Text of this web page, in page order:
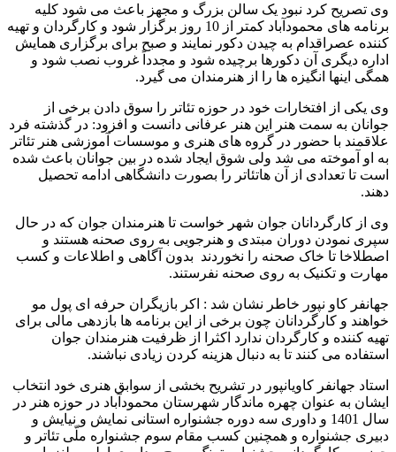
وی تصریح کرد نبود یک سالن بزرگ و مجهز باعث می شود کلیه
برنامه های محمودآباد کمتر از 10 روز برگزار شود و کارگردان و تهیه
کننده عصراقدام به چیدن دکور نمایند و صبح برای برگزاری همایش
اداره دیگری آن دکورها برچیده شود و مجدداً غروب نصب شود و
همگی اینها انگیزه ها را از هنرمندان می گیرد.
وی یکی از افتخارات خود در حوزه تئاتر را سوق دادن برخی از
جوانان به سمت هنر این هنر عرفانی دانست و افزود: در گذشته فرد
علاقمند با حضور در گروه های هنری و موسسات آموزشی هنر تئاتر
به او آموخته می شد ولی شوق ایجاد شده در بین جوانان باعث شده
است تا تعدادی از آن هاتئاتر را بصورت دانشگاهی ادامه تحصیل
دهند.
وی از کارگردانان جوان شهر خواست تا هنرمندان جوان که در حال
سپری نمودن دوران مبتدی و هنرجویی به روی صحنه هستند و
اصطلاخا تا خاک صحنه را نخوردند بدون آگاهی و اطلاعات و کسب
مهارت و تکنیک به روی صحنه نفرستند.
جهانفر کاو نپور خاطر نشان شد : اکر بازیگران حرفه ای پول مو
خواهند و کارگردانان چون برخی از این برنامه ها بازدهی مالی برای
تهیه کننده و کارگردان ندارد اکثرا از ظرفیت هنرمندان جوان
استفاده می کنند تا به دنبال هزینه کردن زیادی نباشند.
استاد جهانفر کاویانپور در تشریح بخشی از سوابق هنری خود انتخاب
ایشان به عنوان چهره ماندگار شهرستان محمودآباد در حوزه هنر در
سال 1401 و داوری سه دوره جشنواره استانی نمایش و نیایش و
دبیری جشنواره و همچنین کسب مقام سوم جشنواره ملّی تئاتر و